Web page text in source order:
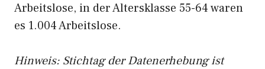
Arbeitslose, in der Altersklasse 55-64 waren
es 1.004 Arbeitslose.
Hinweis: Stichtag der Datenerhebung ist